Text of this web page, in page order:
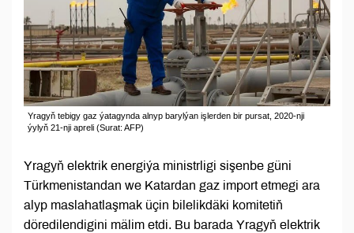
Yragyň tebigy gaz ýatagynda alnyp barylýan işlerden bir pursat, 2020-nji
ýylyň 21-nji apreli (Surat: AFP)
Yragyň elektrik energiýa ministrligi sişenbe güni
Türkmenistandan we Katardan gaz import etmegi ara
alyp maslahatlaşmak üçin bilelikdäki komitetiň
döredilendigini mälim etdi. Bu barada Yragyň elektrik